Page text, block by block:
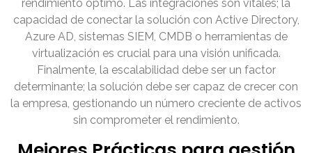
rendimiento óptimo. Las integraciones son vitales; la
capacidad de conectar la solución con Active Directory,
Azure AD, sistemas SIEM, CMDB o herramientas de
virtualización es crucial para una visión unificada.
Finalmente, la escalabilidad debe ser un factor
determinante; la solución debe ser capaz de crecer con
la empresa, gestionando un número creciente de activos
sin comprometer el rendimiento.